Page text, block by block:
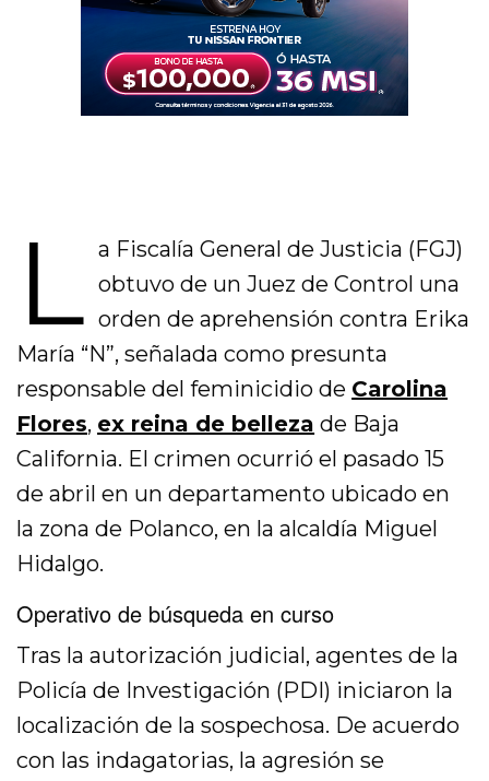
L a Fiscalía General de Justicia (FGJ)
obtuvo de un Juez de Control una
orden de aprehensión contra Erika
María “N”, señalada como presunta
responsable del feminicidio de Carolina
Flores, ex reina de belleza de Baja
California. El crimen ocurrió el pasado 15
de abril en un departamento ubicado en
la zona de Polanco, en la alcaldía Miguel
Hidalgo.
Operativo de búsqueda en curso
Tras la autorización judicial, agentes de la
Policía de Investigación (PDI) iniciaron la
localización de la sospechosa. De acuerdo
con las indagatorias, la agresión se